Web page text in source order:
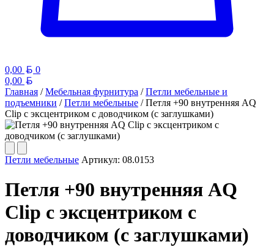
0,00 Белорусский рубль
0
0,00
Главная /Мебельная фурнитура /Петли мебельные и
подъемники /Петли мебельные / Петля +90 внутренняя AQ
Clip с эксцентриком с доводчиком (с заглушками)
Петли мебельные Артикул: 08.0153
Петля +90 внутренняя AQ
Clip с эксцентриком с
доводчиком (с заглушками)